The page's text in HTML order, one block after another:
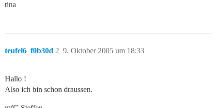
tina
teufel6_f0b30d 9. Oktober 2005 um 18:33
2
Hallo !
Also ich bin schon draussen.